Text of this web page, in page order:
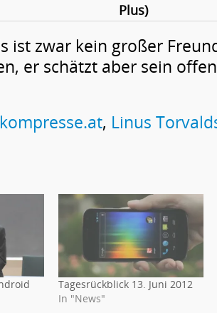
Plus)
ist zwar kein großer
er schätzt aber sein
, Linus
Tagesrückblick 13. Juni 2012
In "News"